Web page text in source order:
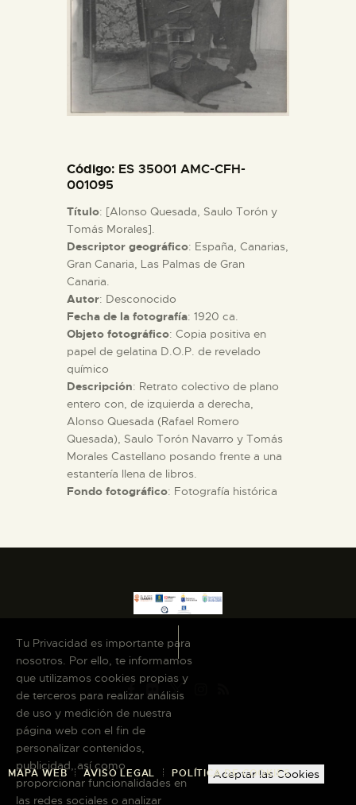
COLECCIONES
DIDÁCTICA
Código: ES 35001 AMC-CFH-
001095
Título: [Alonso Quesada, Saulo Torón y
Tomás Morales].
Descriptor geográfico: España, Canarias,
Gran Canaria, Las Palmas de Gran
Canaria.
Autor: Desconocido
Fecha de la fotografía: 1920 ca.
Objeto fotográfico: Copia positiva en
papel de gelatina D.O.P. de revelado
químico
Descripción: Retrato colectivo de plano
entero con, de izquierda a derecha,
Alonso Quesada (Rafael Romero
Quesada), Saulo Torón Navarro y Tomás
Morales Castellano posando frente a una
estantería llena de libros.
Fondo fotográfico: Fotografía histórica
MAPA WEB AVISO LEGAL POLÍTICA DE COOKIES
Tu Privacidad es importante para
nosotros. Por ello, te informamos
que utilizamos cookies propias y
de terceros para realizar análisis
de uso y medición de nuestra
página web con el fin de
personalizar contenidos,
publicidad, así como
proporcionar funcionalidades en
las redes sociales o analizar
Aceptar las Cookies